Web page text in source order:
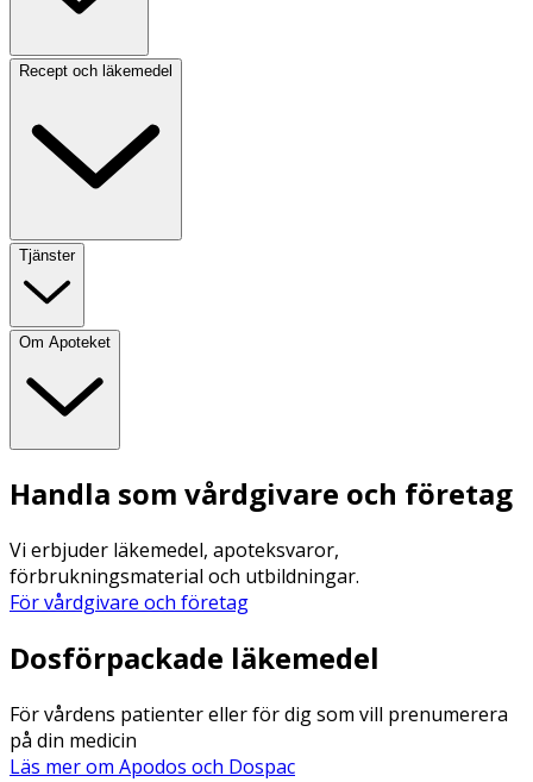
Recept och läkemedel
Tjänster
Om Apoteket
Handla som vårdgivare och företag
Vi erbjuder läkemedel, apoteksvaror,
förbrukningsmaterial och utbildningar.
För vårdgivare och företag
Dosförpackade läkemedel
För vårdens patienter eller för dig som vill prenumerera
på din medicin
Läs mer om Apodos och Dospac